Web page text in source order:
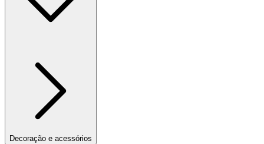
Decoração e acessórios